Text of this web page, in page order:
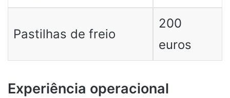
Pastilhas de freio
200
euros
Experiência operacional